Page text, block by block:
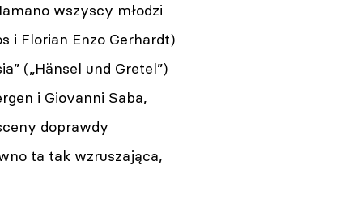
wszyscy młodzi
i Florian Enzo Gerhardt)
(„Hänsel und Gretel”)
i Giovanni Saba,
doprawdy
ta tak wzruszająca,